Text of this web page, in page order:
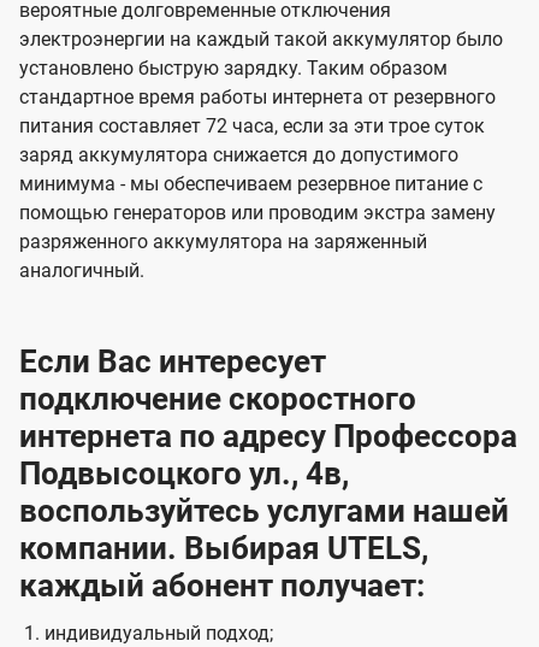
вероятные долговременные отключения
электроэнергии на каждый такой аккумулятор было
установлено быструю зарядку. Таким образом
стандартное время работы интернета от резервного
питания составляет 72 часа, если за эти трое суток
заряд аккумулятора снижается до допустимого
минимума - мы обеспечиваем резервное питание с
помощью генераторов или проводим экстра замену
разряженного аккумулятора на заряженный
аналогичный.
Если Вас интересует
подключение скоростного
интернета по адресу Профессора
Подвысоцкого ул., 4в,
воспользуйтесь услугами нашей
компании. Выбирая UTELS,
каждый абонент получает:
индивидуальный подход;